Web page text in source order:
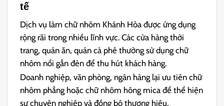
tế
Dịch vụ làm chữ nhôm Khánh Hòa được ứng dụng
rộng rãi trong nhiều lĩnh vực. Các cửa hàng thời
trang, quán ăn, quán cà phê thường sử dụng chữ
nhôm nổi gắn đèn để thu hút khách hàng.
Doanh nghiệp, văn phòng, ngân hàng lại ưu tiên chữ
nhôm phẳng hoặc chữ nhôm hông mica để thể hiện
sự chuyên nghiệp và đồng bộ thương hiệu.